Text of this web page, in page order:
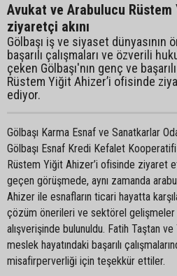
Avukat ve Arabulucu
ziyaretçi akını
Gölbaşı iş ve siyaset dünyasının
başarılı çalışmaları ve özverili
çeken Gölbaşı'nın genç ve
Rüstem Yiğit Ahizer’i ofisinde
ediyor.
Gölbaşı Karma Esnaf ve Sanatkarlar
Gölbaşı Esnaf Kredi Kefalet Kooperatifi
Rüstem Yiğit Ahizer’i ofisinde ziyaret
geçen görüşmede, aynı zamanda
Ahizer ile esnafların ticari hayatta
çözüm önerileri ve sektörel
alışverişinde bulunuldu. Fatih Taştan ve
meslek hayatındaki başarılı
misafirperverliği için teşekkür ettiler.